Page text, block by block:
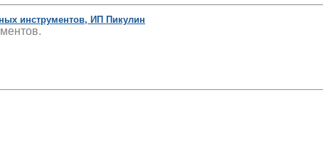
инструментов, ИП Пикулин